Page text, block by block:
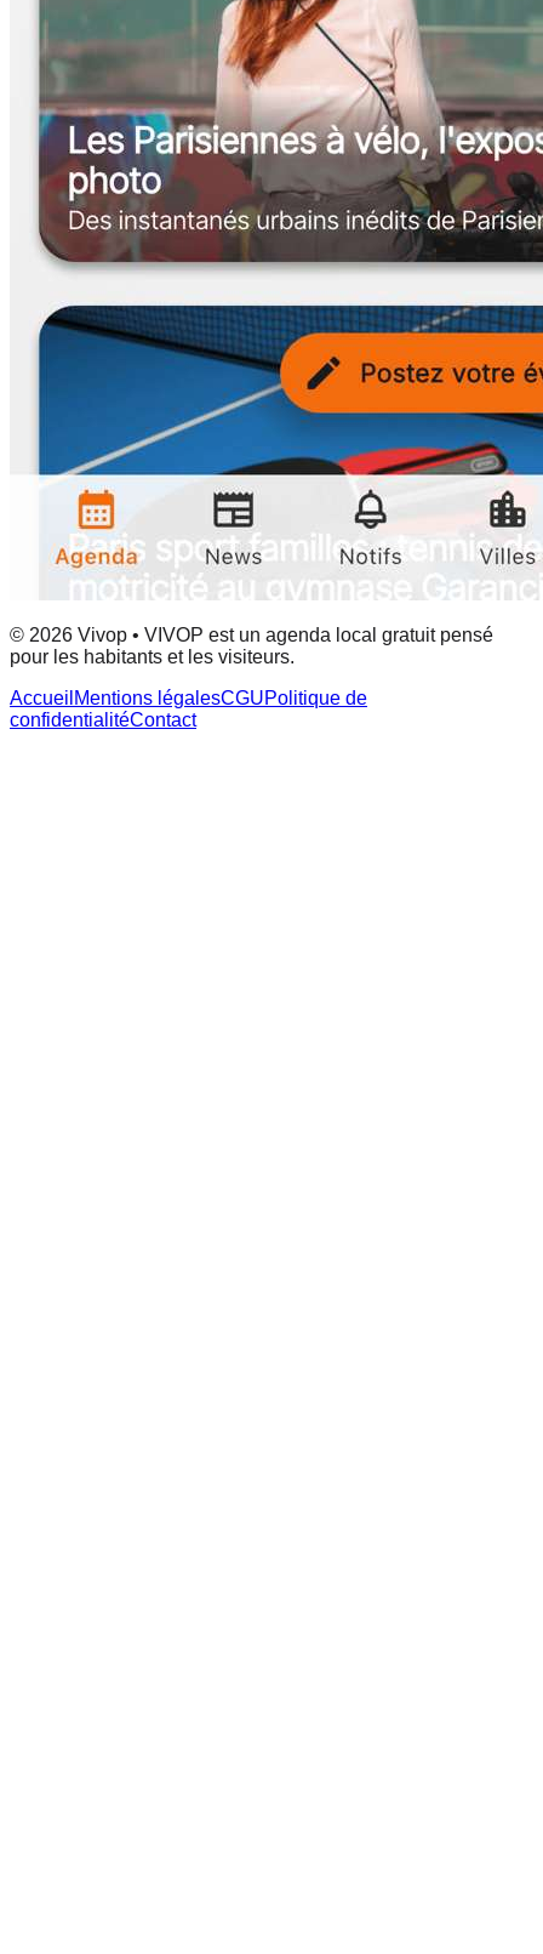
© 2026 Vivop • VIVOP est un agenda local gratuit pensé
pour les habitants et les visiteurs.
Accueil Mentions légalesCGUPolitique de
confidentialitéContact